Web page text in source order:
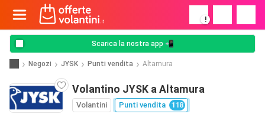
!
Scarica la nostra app 📲
Negozi JYSK Punti vendita Altamura
Volantino JYSK a Altamura
Volantini Punti vendita 118